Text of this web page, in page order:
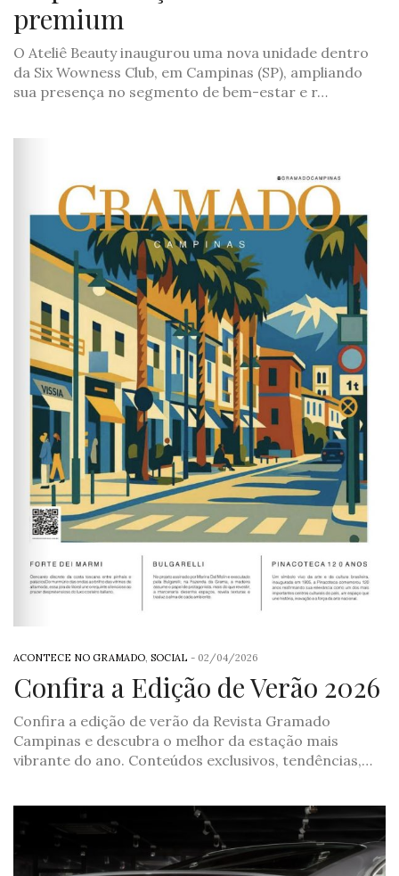
premium
O Ateliê Beauty inaugurou uma nova unidade dentro
da Six Wowness Club, em Campinas (SP), ampliando
sua presença no segmento de bem-estar e r…
ACONTECE NO GRAMADO, SOCIAL - 02/04/2026
Confira a Edição de Verão 2026
Confira a edição de verão da Revista Gramado
Campinas e descubra o melhor da estação mais
vibrante do ano. Conteúdos exclusivos, tendências,…